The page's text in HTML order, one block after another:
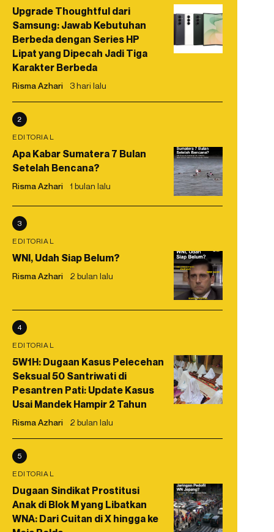
Upgrade Thoughtful dari
Samsung: Jawab Kebutuhan
Berbeda dengan Series HP
Lipat yang Dipecah Jadi Tiga
Karakter Berbeda
Risma Azhari 3 hari lalu
2
EDITORIAL
Apa Kabar Sumatera 7 Bulan
Setelah Bencana?
Risma Azhari 1 bulan lalu
3
EDITORIAL
WNI, Udah Siap Belum?
Risma Azhari 2 bulan lalu
4
EDITORIAL
5W1H: Dugaan Kasus Pelecehan
Seksual 50 Santriwati di
Pesantren Pati: Update Kasus
Usai Mandek Hampir 2 Tahun
Risma Azhari 2 bulan lalu
5
EDITORIAL
Dugaan Sindikat Prostitusi
Anak di Blok M yang Libatkan
WNA: Dari Cuitan di X hingga ke